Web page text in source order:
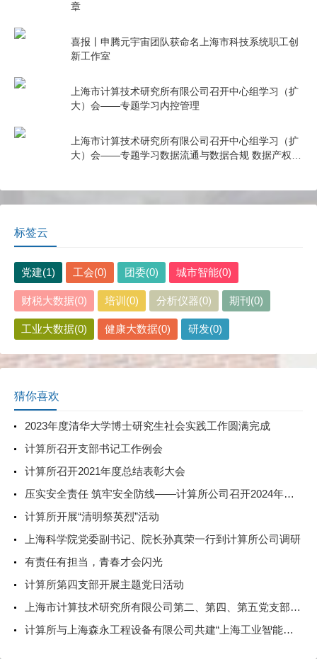
章
喜报丨申腾元宇宙团队获命名上海市科技系统职工创
新工作室
上海市计算技术研究所有限公司召开中心组学习（扩
大）会——专题学习内控管理
上海市计算技术研究所有限公司召开中心组学习（扩
大）会——专题学习数据流通与数据合规 数据产权与
标签云
党建(1) 工会(0) 团委(0) 城市智能(0)
财税大数据(0) 培训(0) 分析仪器(0) 期刊(0)
工业大数据(0) 健康大数据(0) 研发(0)
猜你喜欢
2023年度清华大学博士研究生社会实践工作圆满完成
计算所召开支部书记工作例会
计算所召开2021年度总结表彰大会
压实安全责任 筑牢安全防线——计算所公司召开2024年度安委会总结会
计算所开展“清明祭英烈”活动
上海科学院党委副书记、院长孙真荣一行到计算所公司调研
有责任有担当，青春才会闪光
计算所第四支部开展主题党日活动
上海市计算技术研究所有限公司第二、第四、第五党支部联合开展“七一”主题党日活动
计算所与上海森永工程设备有限公司共建“上海工业智能研究所”举行合作签约仪式